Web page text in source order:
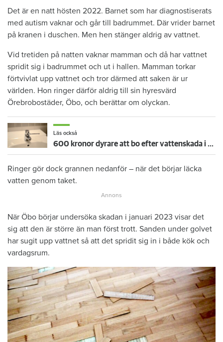
Det är en natt hösten 2022. Barnet som har diagnostiserats
med autism vaknar och går till badrummet. Där vrider barnet
på kranen i duschen. Men hen stänger aldrig av vattnet.
Vid tretiden på natten vaknar mamman och då har vattnet
spridit sig i badrummet och ut i hallen. Mamman torkar
förtvivlat upp vattnet och tror därmed att saken är ur
världen. Hon ringer därför aldrig till sin hyresvärd
Örebrobostäder, Öbo, och berättar om olyckan.
Läs också
600 kronor dyrare att bo efter vattenskada i Varberg
Ringer gör dock grannen nedanför – när det börjar läcka
vatten genom taket.
När Öbo börjar undersöka skadan i januari 2023 visar det
sig att den är större än man först trott. Sanden under golvet
har sugit upp vattnet så att det spridit sig in i både kök och
vardagsrum.